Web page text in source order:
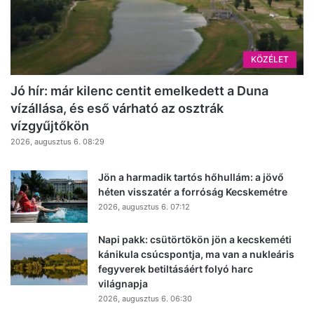
KÖZÉLET
Jó hír: már kilenc centit emelkedett a Duna
vízállása, és eső várható az osztrák
vízgyűjtőkön
2026, augusztus 6. 08:29
Jön a harmadik tartós hőhullám: a jövő
héten visszatér a forróság Kecskemétre
2026, augusztus 6. 07:12
Napi pakk: csütörtökön jön a kecskeméti
kánikula csúcspontja, ma van a nukleáris
fegyverek betiltásáért folyó harc
világnapja
2026, augusztus 6. 06:30